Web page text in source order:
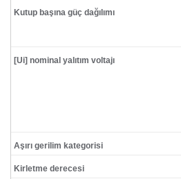
Kutup başına güç dağılımı
[Ui] nominal yalıtım voltajı
Aşırı gerilim kategorisi
Kirletme derecesi